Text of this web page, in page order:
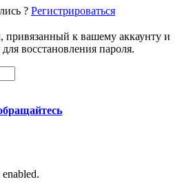
? Регистрироваться
привязанный к вашему аккаунту и
восстановления пароля.